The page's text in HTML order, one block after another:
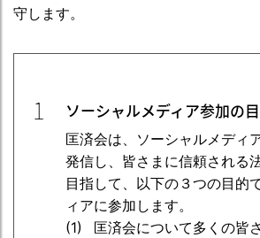
守します。
1 ソーシャルメディア参加の
匡済会は、ソーシャルメディ
発信し、皆さまに信頼される
目指して、以下の３つの目的
ィアに参加します。
匡済会について多くの皆